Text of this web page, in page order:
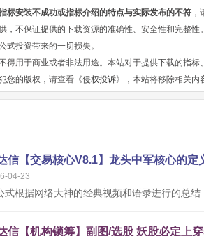
标安装不成功或指标介绍的特点与实际发布的不符
，不保证提供的下载资源的准确性、安全性和完整
式投资带来的一切损失。
得用于商业或者非法用途。本站对于提供下载的指
您的版权，请查看《侵权投诉》，本站将移除相关内
04-23